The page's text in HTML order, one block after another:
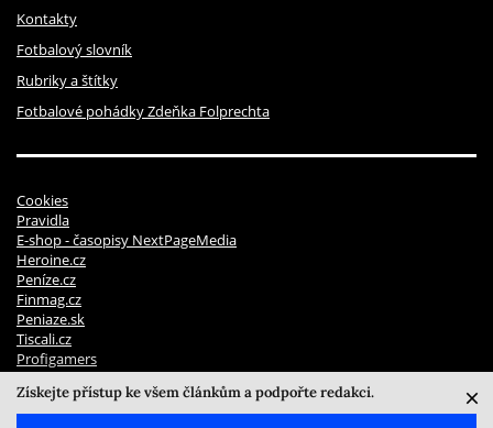
Kontakty
Fotbalový slovník
Rubriky a štítky
Fotbalové pohádky Zdeňka Folprechta
Cookies
Pravidla
E-shop - časopisy NextPageMedia
Heroine.cz
Peníze.cz
Finmag.cz
Peniaze.sk
Tiscali.cz
Profigamers
Pravidla soutěží
© 2026 NextPage Media, s.r.o. | ISSN 2694 - 7072
Získejte přístup ke všem článkům a podpořte redakci.